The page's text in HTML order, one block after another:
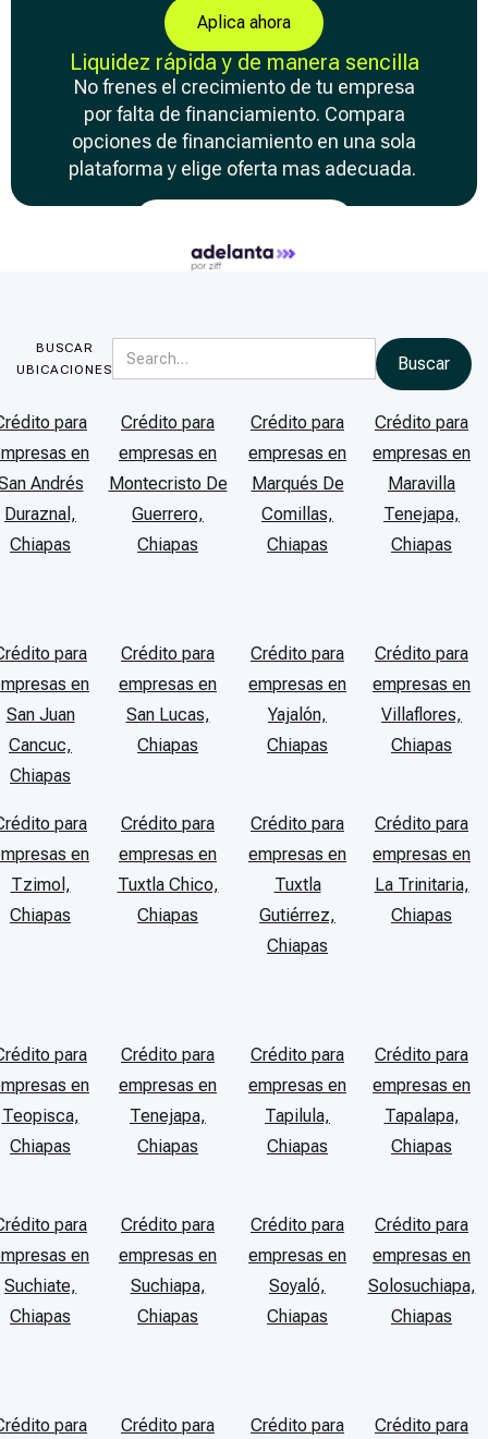
Aplica ahora
Liquidez rápida y de manera sencilla
No frenes el crecimiento de tu empresa
por falta de financiamiento. Compara
opciones de financiamiento en una sola
plataforma y elige oferta mas adecuada.
BUSCAR
UBICACIONES
para
en
Andrés
Duraznal,
Chiapas
Crédito para
empresas en
Montecristo De
Guerrero,
Chiapas
Crédito para
empresas en
Marqués De
Comillas,
Chiapas
Crédito para
empresas en
Maravilla
Tenejapa,
Chiapas
para
en
San Juan
Cancuc,
Chiapas
Crédito para
empresas en
San Lucas,
Chiapas
Crédito para
empresas en
Yajalón,
Chiapas
Crédito para
empresas en
Villaflores,
Chiapas
para
en
Tzimol,
Chiapas
Crédito para
empresas en
Tuxtla Chico,
Chiapas
Crédito para
empresas en
Tuxtla
Gutiérrez,
Chiapas
Crédito para
empresas en
La Trinitaria,
Chiapas
para
en
Teopisca,
Chiapas
Crédito para
empresas en
Tenejapa,
Chiapas
Crédito para
empresas en
Tapilula,
Chiapas
Crédito para
empresas en
Tapalapa,
Chiapas
para
en
Suchiate,
Chiapas
Crédito para
empresas en
Suchiapa,
Chiapas
Crédito para
empresas en
Soyaló,
Chiapas
Crédito para
empresas en
Solosuchiapa,
Chiapas
para
Crédito para
Crédito para
Crédito para